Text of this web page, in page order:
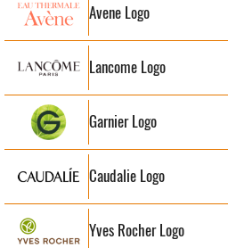
Avene Logo
Lancome Logo
Garnier Logo
Caudalie Logo
Yves Rocher Logo